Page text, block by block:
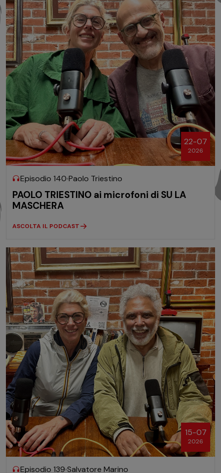
22-07
2026
Episodio 140 Paolo Triestino
PAOLO TRIESTINO ai microfoni di SU LA
MASCHERA
ASCOLTA IL PODCAST
15-07
2026
Episodio 139 Salvatore Marino